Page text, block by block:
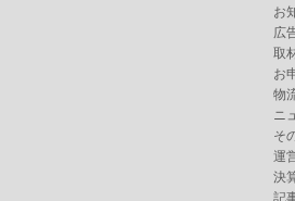
お
広
取
お
物
ニ
そ
運
決
記